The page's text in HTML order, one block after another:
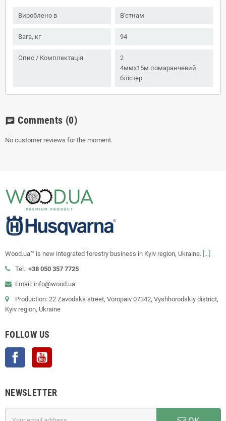
Вироблено в В'єтнам
Вага, кг 94
Опис / Комплектація
2
4ммx15м помаранчевий
блістер
chat Comments (0)
No customer reviews for the moment.
Wood.ua™ is new integrated forestry business in Kyiv region, Ukraine. [...]
Tel.: +38 050 357 7725
Email: info@wood.ua
Production: 22 Zavodska street, Voropaiv 07342, Vyshhorodskiy district,
Kyiv region, Ukraine
FOLLOW US
Facebook
NEWSLETTER